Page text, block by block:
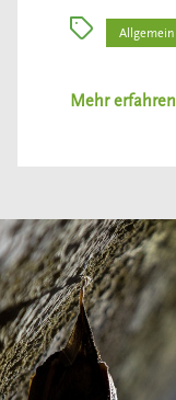
Allgemein
Mehr erfahren